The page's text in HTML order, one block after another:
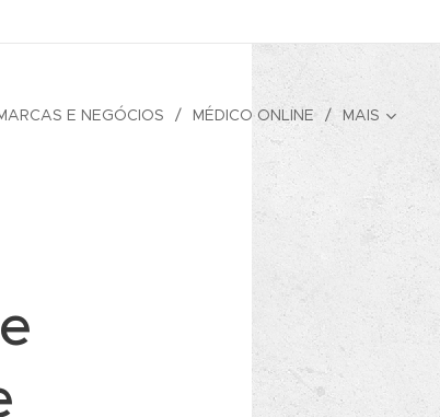
E NEGÓCIOS MÉDICO ONLINE MAIS